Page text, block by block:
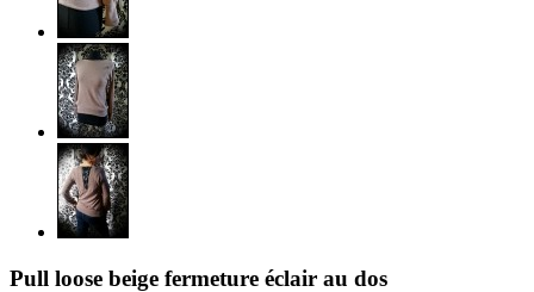
Pull loose beige fermeture éclair au dos